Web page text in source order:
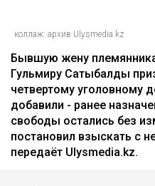
коллаж: архив Ulysmedia.kz
Бывшую жену
Гульмиру Сатыбалды
четвертому уголовному
добавили - ранее
свободы остались без
постановил взыскать с
передаёт Ulysmedia.kz.